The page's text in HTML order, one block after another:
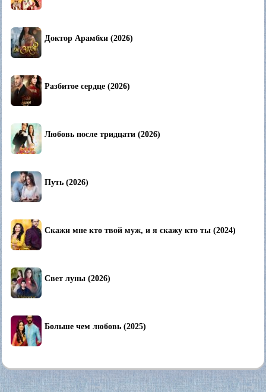
Доктор Арамбхи (2026)
Разбитое сердце (2026)
Любовь после тридцати (2026)
Путь (2026)
Скажи мне кто твой муж, и я скажу кто ты (2024)
Свет луны (2026)
Больше чем любовь (2025)